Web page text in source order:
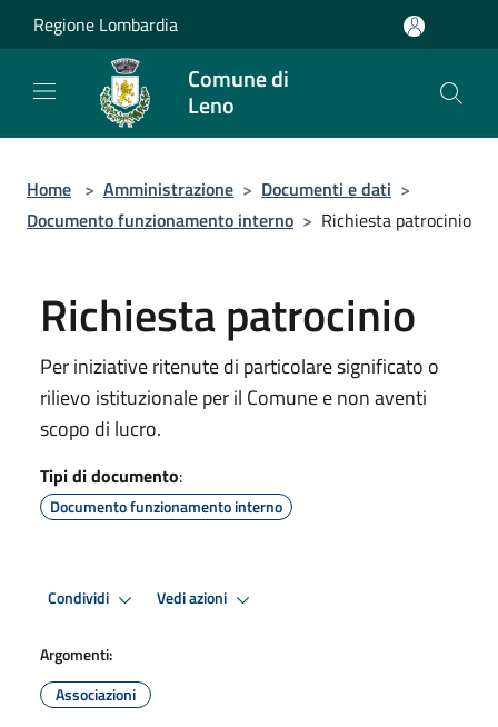
Salta al contenuto principale
Regione Lombardia
Comune di
Leno
Home > Amministrazione > Documenti e dati >
Documento funzionamento interno > Richiesta patrocinio
Richiesta patrocinio
Per iniziative ritenute di particolare significato o
rilievo istituzionale per il Comune e non aventi
scopo di lucro.
Tipi di documento:
Documento funzionamento interno
Condividi Vedi azioni
Argomenti:
Associazioni